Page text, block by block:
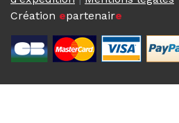
Création epartenaire